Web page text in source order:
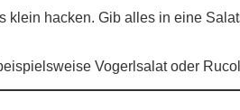
klein hacken. Gib alles in eine
Vogerlsalat oder